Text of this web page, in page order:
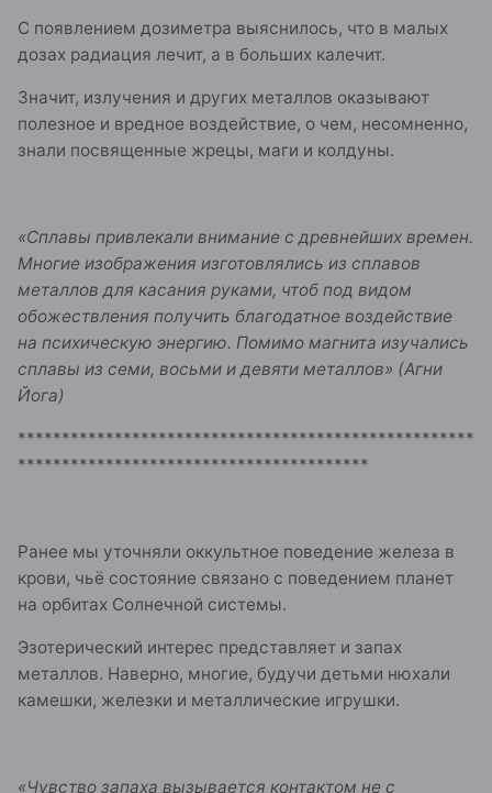
С появлением дозиметра выяснилось, что в малых
дозах радиация лечит, а в больших калечит.
Значит, излучения и других металлов оказывают
полезное и вредное воздействие, о чем, несомненно,
знали посвященные жрецы, маги и колдуны.
«Сплавы привлекали внимание с древнейших времен.
Многие изображения изготовлялись из сплавов
металлов для касания руками, чтоб под видом
обожествления получить благодатное воздействие
на психическую энергию. Помимо магнита изучались
сплавы из семи, восьми и девяти металлов» (Агни
Йога)
****************************************************
****************************************
Ранее мы уточняли оккультное поведение железа в
крови, чьё состояние связано с поведением планет
на орбитах Солнечной системы.
Эзотерический интерес представляет и запах
металлов. Наверно, многие, будучи детьми нюхали
камешки, железки и металлические игрушки.
«Чувство запаха вызывается контактом не с